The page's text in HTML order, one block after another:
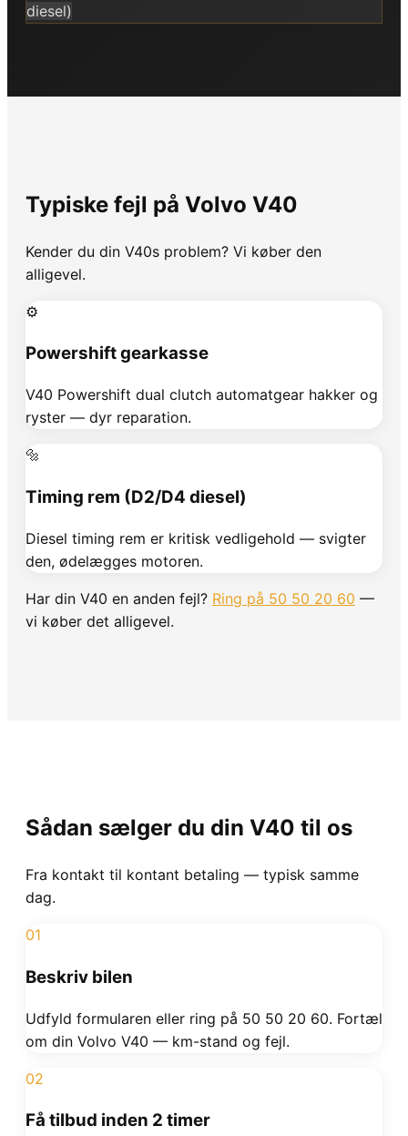
diesel)
Typiske fejl på Volvo V40
Kender du din V40s problem? Vi køber den
alligevel.
⚙️
Powershift gearkasse
V40 Powershift dual clutch automatgear hakker og
ryster — dyr reparation.
🔩
Timing rem (D2/D4 diesel)
Diesel timing rem er kritisk vedligehold — svigter
den, ødelægges motoren.
Har din V40 en anden fejl? Ring på 50 50 20 60 —
vi køber det alligevel.
Sådan sælger du din V40 til os
Fra kontakt til kontant betaling — typisk samme
dag.
01
Beskriv bilen
Udfyld formularen eller ring på 50 50 20 60. Fortæl
om din Volvo V40 — km-stand og fejl.
02
Få tilbud inden 2 timer